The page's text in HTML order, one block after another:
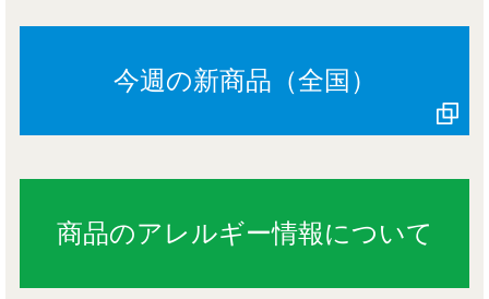
今週の新商品（全国）
商品のアレルギー情報について